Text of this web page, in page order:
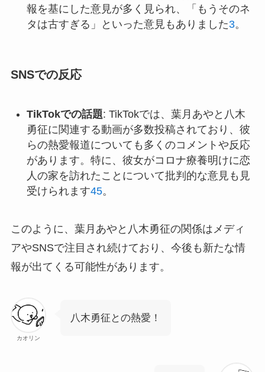
報を基にした意見が多く見られ、「もうそのネ
タは古すぎる」といった意見もありました3。
SNSでの反応
TikTokでの話題: TikTokでは、葉月あやと八木
勇征に関連する動画が多数投稿されており、彼
らの熱愛報道についても多くのコメントや反応
があります。特に、彼女がコロナ療養明けに恋
人の家を訪れたことについて批判的な意見も見
受けられます45。
このように、葉月あやと八木勇征の関係はメディ
アやSNSで注目され続けており、今後も新たな情
報が出てくる可能性があります。
カオリン
八木勇征との熱愛！